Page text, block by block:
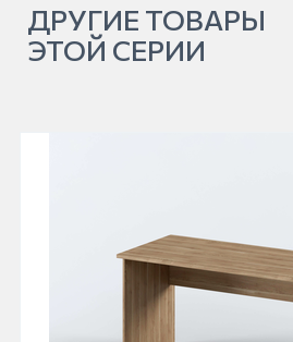
ДРУГИЕ ТОВАРЫ
ЭТОЙ СЕРИИ